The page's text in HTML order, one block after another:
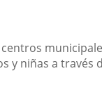
niñas a través